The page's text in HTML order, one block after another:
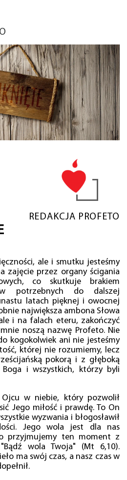
REDAKCJA PROFETO
ale i smutku jesteśmy
zajęcie przez organy ścigania
co skutkuje brakiem
potrzebnych do dalszej
latach pięknej i owocnej
największa ambona Słowa
i na falach eteru, zakończyć
noszą nazwę Profeto. Nie
kogokolwiek ani nie jesteśmy
której nie rozumiemy, lecz
pokorą i z głęboką
Boga i wszystkich, którzy byli
Ojcu w niebie, który pozwolił
Jego miłość i prawdę. To On
wyzwania i błogosławił
Jego wola jest dla nas
przyjmujemy ten moment z
wola Twoja" (Mt 6,10).
ma swój czas, a nasz czas w